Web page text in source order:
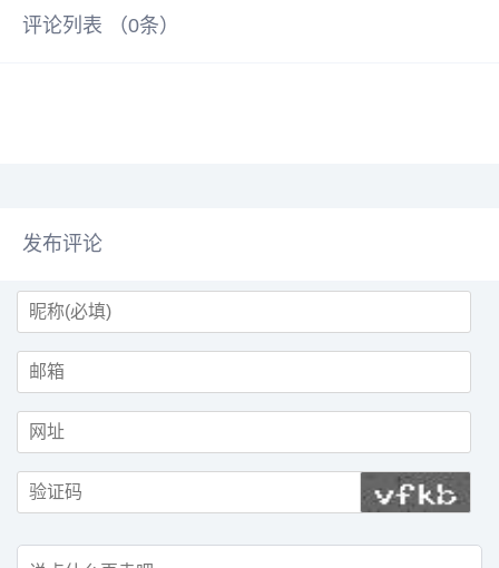
公司相比，下降约2.7%；净利润达
评论列表 （0条）
发布评论